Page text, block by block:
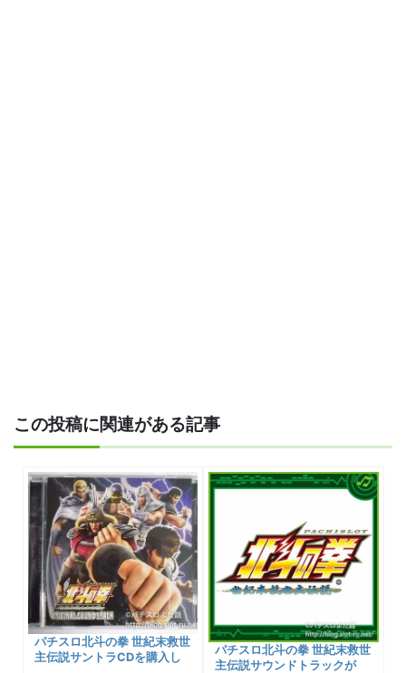
この投稿に関連がある記事
パチスロ北斗の拳 世紀末救世
主伝説サントラCDを購入し
パチスロ北斗の拳 世紀末救世
主伝説サウンドトラックが